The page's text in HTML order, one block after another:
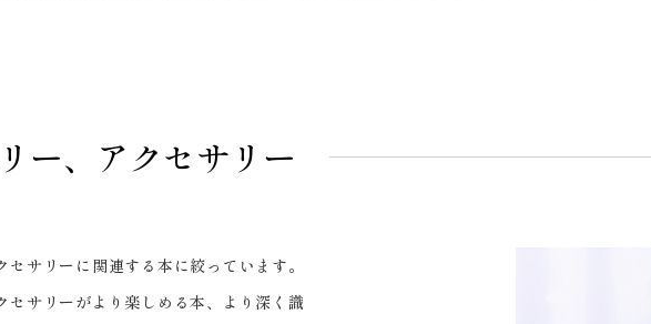
ー、アクセサリー
サリーに関連する本に絞っています。
セサリーがより楽しめる本、より深く識